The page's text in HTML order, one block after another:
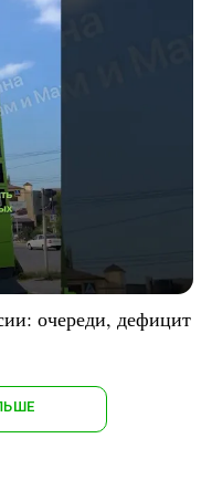
очереди, дефицит